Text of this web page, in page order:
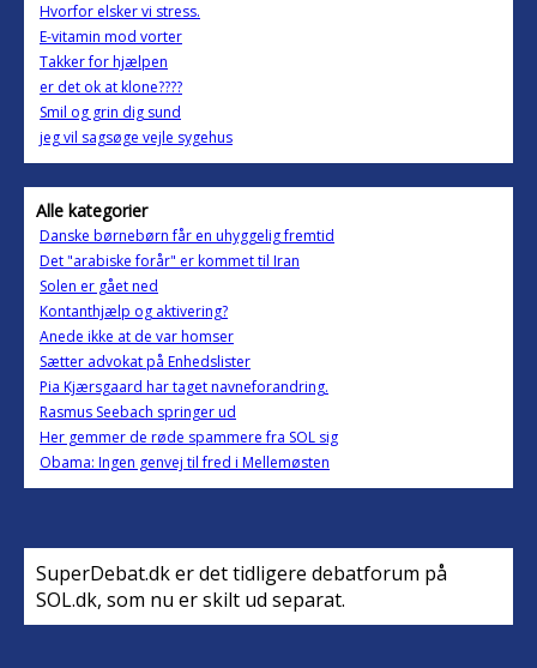
Hvorfor elsker vi stress.
E-vitamin mod vorter
Takker for hjælpen
er det ok at klone????
Smil og grin dig sund
jeg vil sagsøge vejle sygehus
Alle kategorier
Danske børnebørn får en uhyggelig fremtid
Det "arabiske forår" er kommet til Iran
Solen er gået ned
Kontanthjælp og aktivering?
Anede ikke at de var homser
Sætter advokat på Enhedslister
Pia Kjærsgaard har taget navneforandring.
Rasmus Seebach springer ud
Her gemmer de røde spammere fra SOL sig
Obama: Ingen genvej til fred i Mellemøsten
SuperDebat.dk er det tidligere debatforum på
SOL.dk, som nu er skilt ud separat.